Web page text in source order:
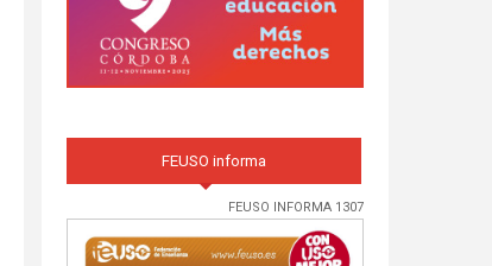
FEUSO informa
FEUSO INFORMA 1307